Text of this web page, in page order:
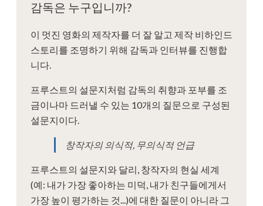
감독은 누구입니까?
이 멋진 영화의 제작자를 더 잘 알고 제작 비하인드
스토리를 조명하기 위해 감독과 인터뷰를 진행합
니다.
프루스트의 설문지처럼 감독의 취향과 포부를 조
금이나마 드러낼 수 있는 10개의 질문으로 구성된
설문지이다.
창작자의 의식적, 무의식적 언급
프루스트의 설문지와 달리, 창작자의 현실 세계
(예: 내가 가장 좋아하는 미덕, 내가 친구들에게서
가장 높이 평가하는 것...)에 대한 질문이 아니라 그